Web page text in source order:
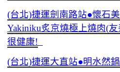
(台北)捷運劍南路站●懷石
Yakiniku炙京燒極上燒肉(
很健康!
(台北)捷運大直站●明水然